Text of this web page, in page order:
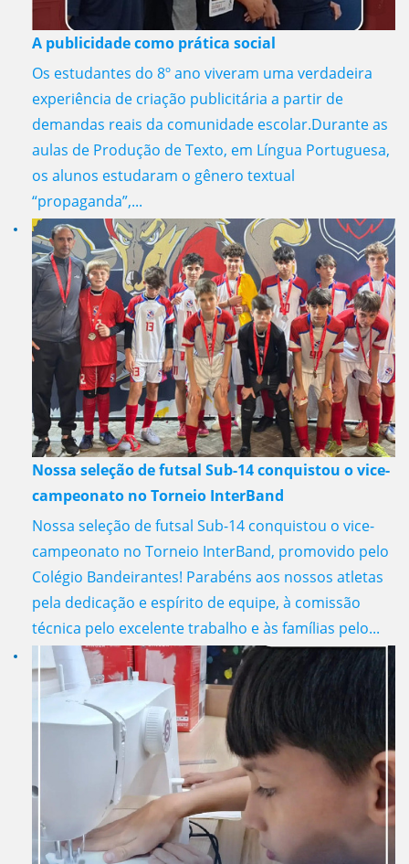
A publicidade como prática social
Os estudantes do 8º ano viveram uma verdadeira
experiência de criação publicitária a partir de
demandas reais da comunidade escolar.Durante as
aulas de Produção de Texto, em Língua Portuguesa,
os alunos estudaram o gênero textual
“propaganda”,...
Nossa seleção de futsal Sub-14 conquistou o vice-
campeonato no Torneio InterBand
Nossa seleção de futsal Sub-14 conquistou o vice-
campeonato no Torneio InterBand, promovido pelo
Colégio Bandeirantes! Parabéns aos nossos atletas
pela dedicação e espírito de equipe, à comissão
técnica pelo excelente trabalho e às famílias pelo...